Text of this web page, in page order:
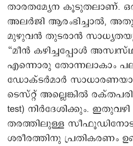
താരതമ്യേന കൂടുതലാണ്.
അലർജി ആരംഭിച്ചാൽ, അതു
മുഴുവൻ തുടരാൻ
“മീൻ കഴിച്ചപ്പോൾ
എന്നൊരു തോന്നലാകാം
ഡോക്ടർമാർ
ടെസ്റ്റ് അല്ലെങ്കിൽ
test) നിർദേശിക്കും.
തരത്തിലുള്ള
ശരീരത്തിനു പ്രതികരണം